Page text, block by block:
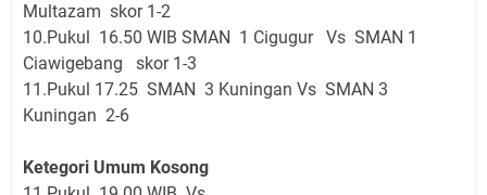
Multazam skor 1-2
10.Pukul 16.50 WIB SMAN 1 Cigugur Vs SMAN 1
Ciawigebang skor 1-3
11.Pukul 17.25 SMAN 3 Kuningan Vs SMAN 3
Kuningan 2-6
Ketegori Umum Kosong